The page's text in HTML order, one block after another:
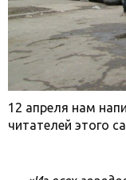
12 апреля нам
читателей этого